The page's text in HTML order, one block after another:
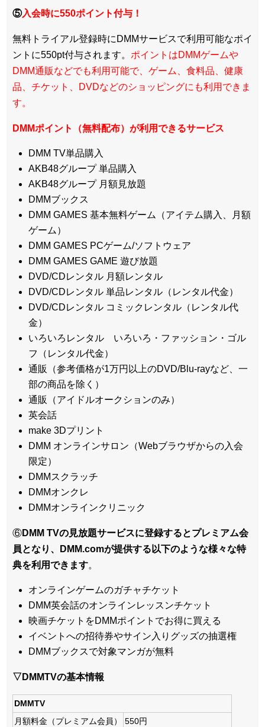
⑤入会時に550ポイント付与！
無料トライアル登録時にDMMサービスで利用可能なポイ
ントに550pt付与されます。 ポイントはDMMゲームや
DMM通販などでも利用可能で、ゲーム、食料品、健康
品、チケット、DVDなどのショッピングにも利用できま
す。
DMMポイント（無料配布）が利用できるサービス
DMM TV単品購入
AKB48グループ 単品購入
AKB48グループ 月額見放題
DMMブックス
DMM GAMES 基本無料ゲーム（アイテム購入、月額
ゲーム）
DMM GAMES PCゲーム/ソフトウェア
DMM GAMES GAME 遊び放題
DVD/CDレンタル 月額レンタル
DVD/CDレンタル 単品レンタル（レンタル代金）
DVD/CDレンタル コミックレンタル（レンタル代
金）
いろいろレンタル いろいろ・ファッション・ゴル
フ（レンタル代金）
通販（参考価格が1万円以上のDVD/Blu-rayなど、一
部の商品を除く）
通販（アイドルオークションのみ）
英会話
make 3Dプリント
DMM オンラインサロン（Webブラウザからの入会
限定）
DMMスクラッチ
DMMオンクレ
DMMオンラインクリニック
⑥DMM TVの見放題サービスに登録するとプレミアム会
員となり、DMM.comが提供する以下のような様々な特
典を利用できます。
オンラインゲームのガチャチケット
DMM英会話のオンラインレッスンチケット
映画チケットをDMMポイントでお得に買える
イベントへの招待券やサイン入りグッズの抽選権
DMMブックスで対象マンガが無料
▽DMMTVの基本情報
DMMTV
月額料金（プレミアム会員）
550円